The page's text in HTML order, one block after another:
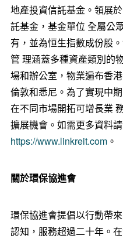
地產投資信託基金。領展
託基金，基金單位 全屬公
有，並為恒生指數成份股
管 理涵蓋多種資產類別的
場和辦公室，物業遍布香
倫敦和悉尼。為了實現中
在不同市場開拓可增長業
擴展機會。如需更多資料請
https://www.linkreit.com。
關於環保協進會
環保協進會提倡以行動帶
認知，服務超過二十年。